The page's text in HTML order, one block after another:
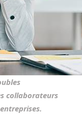
collaborateurs